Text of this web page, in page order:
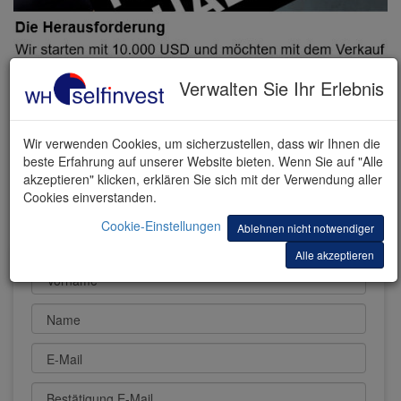
ERHALTEN SIE DAS
DOKUMENT PER E-MAIL
Vorname
Name
E-Mail
Verwalten Sie Ihr Erlebnis
Wir verwenden Cookies, um sicherzustellen, dass wir Ihnen die
beste Erfahrung auf unserer Website bieten. Wenn Sie auf "Alle
akzeptieren" klicken, erklären Sie sich mit der Verwendung aller
Cookies einverstanden.
Cookie-Einstellungen
Ablehnen nicht notwendiger
Alle akzeptieren